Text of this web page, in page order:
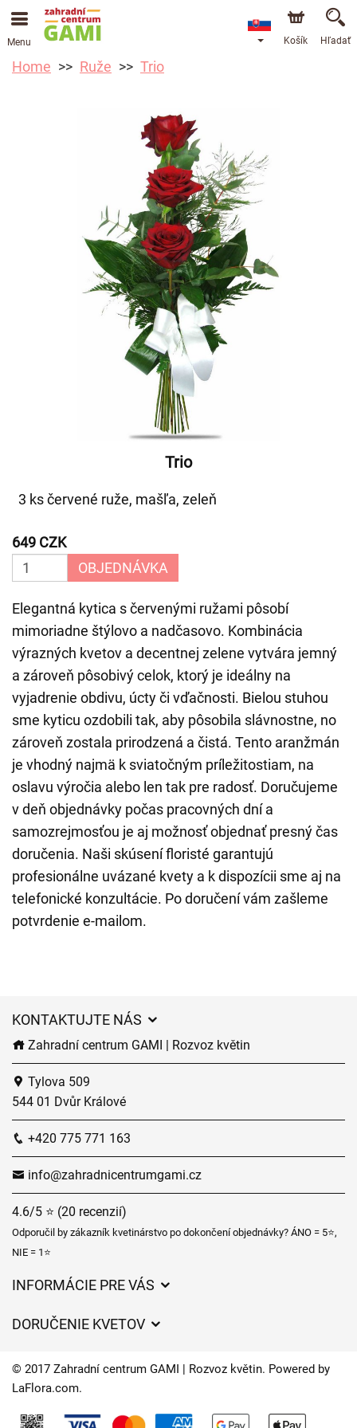
Menu Košík Hľadať
Home Ruže Trio
Trio
3 ks červené ruže, mašľa, zeleň
649 CZK
OBJEDNÁVKA
Elegantná kytica s červenými ružami pôsobí
mimoriadne štýlovo a nadčasovo. Kombinácia
výrazných kvetov a decentnej zelene vytvára jemný
a zároveň pôsobivý celok, ktorý je ideálny na
vyjadrenie obdivu, úcty či vďačnosti. Bielou stuhou
sme kyticu ozdobili tak, aby pôsobila slávnostne, no
zároveň zostala prirodzená a čistá. Tento aranžmán
je vhodný najmä k sviatočným príležitostiam, na
oslavu výročia alebo len tak pre radosť. Doručujeme
v deň objednávky počas pracovných dní a
samozrejmosťou je aj možnosť objednať presný čas
doručenia. Naši skúsení floristé garantujú
profesionálne uvázané kvety a k dispozícii sme aj na
telefonické konzultácie. Po doručení vám zašleme
potvrdenie e-mailom.
KONTAKTUJTE NÁS
Zahradní centrum GAMI | Rozvoz květin
Tylova 509
544 01 Dvůr Králové
+420 775 771 163
info@zahradnicentrumgami.cz
4.6/5 ⭐ (20 recenzií)
Odporučil by zákazník kvetinárstvo po dokončení objednávky? ÁNO = 5⭐,
NIE = 1⭐
INFORMÁCIE PRE VÁS
Časy doručenia kvetov – prehľad možností
DORUČENIE KVETOV
Kam doručujeme kvety
© 2017 Zahradní centrum GAMI | Rozvoz květin. Powered by
LaFlora.com.